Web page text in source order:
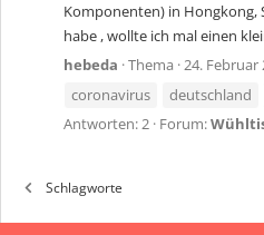
Komponenten) in Hongkong,
habe , wollte ich mal einen
hebeda Thema 24. Februar
coronavirus
deutschland
Antworten: 2 Forum:
Schlagworte